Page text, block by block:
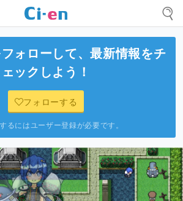
ォローして、最新情報をチ
ェックしよう！
フォローする
るにはユーザー登録が必要です。